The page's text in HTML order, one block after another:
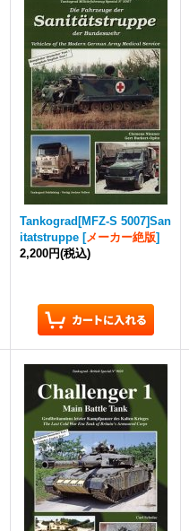
Tankograd [MFZ-S 5007]San
itatstruppe [メーカー絶版]
2,200円(税込)